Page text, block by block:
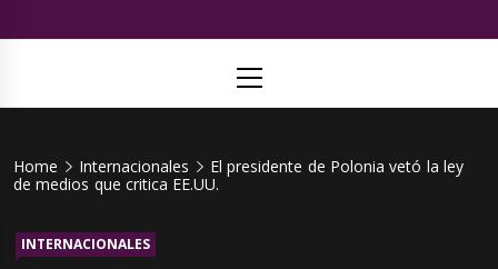
Viral
Menu
Home Internacionales
El presidente de Polonia vetó la ley
de medios que critica EE.UU.
INTERNACIONALES